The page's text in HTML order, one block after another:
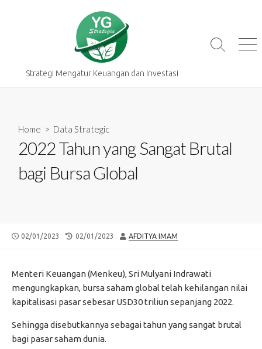
Strategi Mengatur Keuangan dan Investasi
Search
Home > Data Strategic
2022 Tahun yang Sangat Brutal
bagi Bursa Global
PUBLISHED
02/01/2023
LAST
02/01/2023 AUTHOR
AFDITYA IMAM
Menteri Keuangan (Menkeu), Sri Mulyani Indrawati
mengungkapkan, bursa saham global telah kehilangan nilai
kapitalisasi pasar sebesar USD30 triliun sepanjang 2022.
Sehingga disebutkannya sebagai tahun yang sangat brutal
bagi pasar saham dunia.